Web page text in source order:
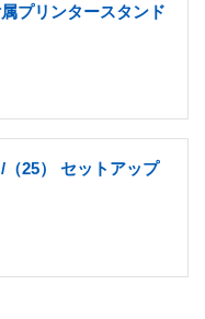
プリンタースタンド
25） セットアップ